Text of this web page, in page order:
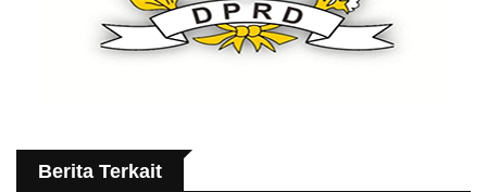
Berita Terkait